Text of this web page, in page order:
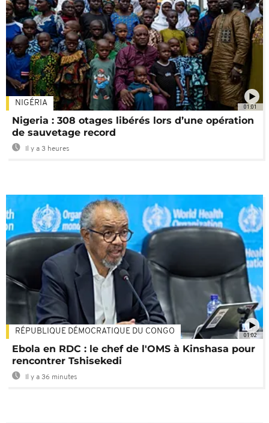
01:01
NIGÉRIA
Nigeria : 308 otages libérés lors d’une opération
de sauvetage record
Il y a 3 heures
01:02
RÉPUBLIQUE DÉMOCRATIQUE DU CONGO
Ebola en RDC : le chef de l'OMS à Kinshasa pour
rencontrer Tshisekedi
Il y a 36 minutes